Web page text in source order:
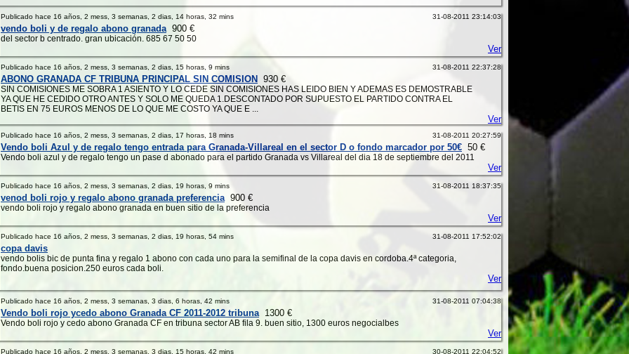
Publicado hace 16 años, 2 mess, 3 semanas, 2 dias, 14 horas, 32 mins 31-08-2011 23:14:03
vendo boli y de regalo abono granada900 €
del sector b centrado. gran ubicación. 685 67 50 50
Ver
Publicado hace 16 años, 2 mess, 3 semanas, 2 dias, 15 horas, 9 mins 31-08-2011 22:37:28
ABONO GRANADA CF TRIBUNA PRINCIPAL SIN COMISION 930 €
SIN COMISIONES ME SOBRA 1 ASIENTO Y LO CEDE SIN COMISIONES HAS LEIDO BIEN Y ADEMAS ES DEMOSTRABLE
YA QUE HE CEDIDO OTRO ANTES Y SOLO ME QUEDA 1.DESCONTADO POR SUPUESTO EL PARTIDO CONTRA EL
BETIS EN 75 EUROS MENOS DE LO QUE ME COSTO YA QUE E ...
Ver
Publicado hace 16 años, 2 mess, 3 semanas, 2 dias, 17 horas, 18 mins 31-08-2011 20:27:59
Vendo boli Azul y de regalo tengo entrada para Granada-Villareal en el sector D o fondo marcador por 50€ 50 €
Vendo boli azul y de regalo tengo un pase d abonado para el partido Granada vs Villareal del dia 18 de septiembre del 2011
Ver
Publicado hace 16 años, 2 mess, 3 semanas, 2 dias, 19 horas, 9 mins 31-08-2011 18:37:35
venod boli rojo y regalo abono granada preferencia900 €
vendo boli rojo y regalo abono granada en buen sitio de la preferencia
Ver
Publicado hace 16 años, 2 mess, 3 semanas, 2 dias, 19 horas, 54 mins 31-08-2011 17:52:02
copa davis
vendo bolis bic de punta fina y regalo 1 abono con cada uno para la semifinal de la copa davis en cordoba.4ª categoria,
fondo.buena posicion.250 euros cada boli.
Ver
Publicado hace 16 años, 2 mess, 3 semanas, 3 dias, 6 horas, 42 mins 31-08-2011 07:04:38
Vendo boli rojo ycedo abono Granada CF 2011-2012 tribuna1300 €
Vendo boli rojo y cedo abono Granada CF en tribuna sector AB fila 9. buen sitio, 1300 euros negocialbes
Ver
Publicado hace 16 años, 2 mess, 3 semanas, 3 dias, 15 horas, 42 mins 30-08-2011 22:04:52